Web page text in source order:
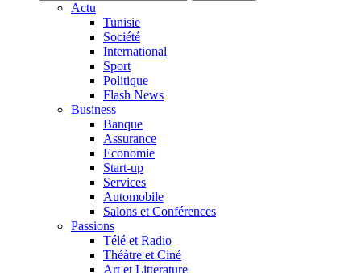
Actu
Tunisie
Société
International
Sport
Politique
Flash News
Business
Banque
Assurance
Economie
Start-up
Services
Automobile
Salons et Conférences
Passions
Télé et Radio
Théàtre et Ciné
Art et Litterature